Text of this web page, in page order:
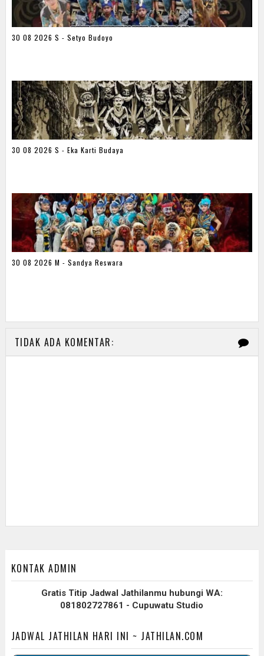
30 08 2026 S - Setyo Budoyo
30 08 2026 S - Eka Karti Budaya
30 08 2026 M - Sandya Reswara
TIDAK ADA KOMENTAR:
KONTAK ADMIN
Gratis Titip Jadwal Jathilanmu hubungi WA:
081802727861 - Cupuwatu Studio
JADWAL JATHILAN HARI INI ~ JATHILAN.COM